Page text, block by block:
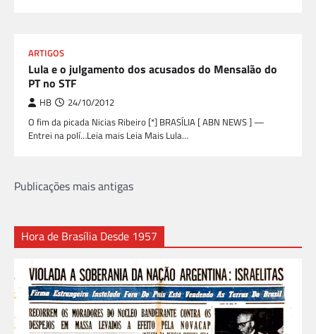
ARTIGOS
Lula e o julgamento dos acusados do Mensalão do
PT no STF
HB 24/10/2012
O fim da picada Nicias Ribeiro [*] BRASÍLIA [ ABN NEWS ] —
Entrei na polí…Leia mais Leia Mais Lula…
Navegação
posts
Publicações mais antigas
Hora de Brasília Desde 1957